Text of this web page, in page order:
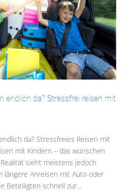
endlich da? Stressfrei reisen mit
da? Stressfreies Reisen mit
mit Kindern – das wünschen
sieht meistens jedoch
längere Anreisen mit Auto oder
Beteiligten schnell zur...